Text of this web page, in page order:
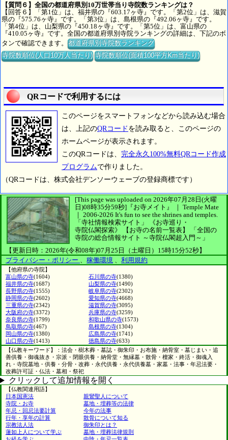
【質問６】全国の都道府県別10万世帯当り寺院数ランキングは？
【回答６】「第1位」は、福井県の『603.17ヶ寺』です。「第2位」は、滋賀
県の『575.76ヶ寺』です。「第3位」は、島根県の『492.06ヶ寺』です。
「第4位」は、山梨県の『450.18ヶ寺』です。「第5位」は、富山県の
『410.05ヶ寺』です。全国の都道府県別寺院ランキングの詳細は、下記のボ
タンで確認できます。都道府県別寺院数ランキング
寺院数順位(人口10万人当たり) 寺院数順位(面積100平方Km当たり)
QRコードで利用するには
このページをスマートフォンなどから読み込む場合
は、上記のQRコード を読み取ると、このページの
ホームページが表示されます。
このQRコードは、 完全永久100%無料QRコード作成
プログラムで作りました。
（QRコードは、株式会社デンソーウェーブの登録商標です）
[This page was uploaded on 2026年07月28日(火曜
日)08時35分59秒] 『お寺メイト』 ｜ Temple Mate
｜ 2006-2026 It's fun to see the shrines and temples.
「寺社情報検索サイト」
《お寺巡り・
寺院仏閣探索》
【お寺の名前一覧表】
「全国の
寺院の総合情報サイト ～寺院仏閣超入門～」
【更新日時：2026年(令和08年)07月25日（土曜日）15時15分52秒】
プライバシー・ポリシー 、 稼働環境 、 利用規約
【他府県の寺院】
富山県の寺(1604) 石川県の寺(1380)
福井県の寺(1687) 山梨県の寺(1490)
長野県の寺(1555) 岐阜県の寺(2302)
静岡県の寺(2602) 愛知県の寺(4668)
三重県の寺(2342) 滋賀県の寺(3095)
大阪府の寺(3372) 兵庫県の寺(3259)
奈良県の寺(1799) 和歌山県の寺(1573)
鳥取県の寺(467) 島根県の寺(1304)
岡山県の寺(1380) 広島県の寺(1741)
山口県の寺(1413) 徳島県の寺(633)
【仏教キーワード】：法会・樹木葬・墓誌・御朱印・お布施・納骨室・墓じまい・追
善供養・御魂抜き・宗派・閉眼供養・納骨堂・無縁墓・散骨・檀家・終活・御魂入
れ・寺院墓地・供養・分骨・改葬・永代供養・永代供養墓・家墓・法事・年忌法要・
改葬許可証・仏法・墓相・祭祀
クリックして追加情報を開く
【仏教関連用語】
日本国憲法
親鸞聖人について
寺院・お寺
墓地・埋葬等の法律
年忌・回忌法要計算
今年の法事
行年・享年の計算
散骨について知る
宗教法人法
御朱印とは？
蓮如上人について学ぶ
墓地・埋葬法律規則